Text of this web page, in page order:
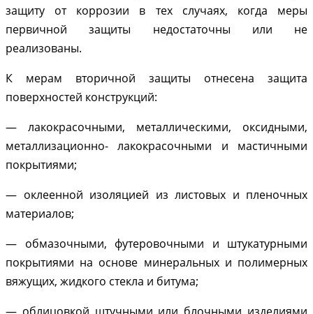
защиту от коррозии в тех случаях, когда меры
первичной защиты недостаточны или не
реализованы.
К мерам вторичной защиты отнесена защита
поверхностей конструкций:
— лакокрасочными, металлическими, оксидными,
металлизационно- лакокрасочными и мастичными
покрытиями;
— оклеенной изоляцией из листовых и пленочных
материалов;
— обмазочными, футеровочными и штукатурными
покрытиями на основе минеральных и полимерных
вяжущих, жидкого стекла и битума;
— облицовкой штучными или блочными изделиями